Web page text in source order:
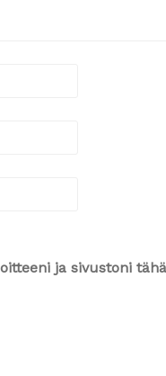
ja sivustoni